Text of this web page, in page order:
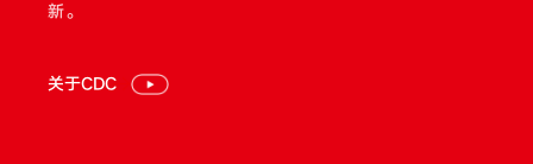
新。
关于CDC